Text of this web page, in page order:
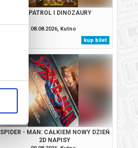
PSI PATROL I DINOZAURY
08.08.2026, Kutno
kup bilet
SPIDER - MAN: CAŁKIEM NOWY DZIEŃ
2D NAPISY